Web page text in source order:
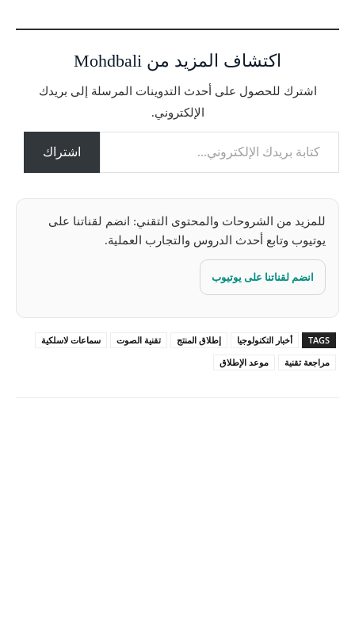
ي
ل
اكتشاف المزيد من Mohdbali
اشترك للحصول على أحدث التدوينات المرسلة إلى بريدك
الإلكتروني.
كتابة بريدك الإلكتروني...
اشتراك
للمزيد من الشروحات والمحتوى التقني: انضم لقناتنا على
يوتيوب وتابع أحدث الدروس والتجارب العملية.
انضم لقناتنا على يوتيوب
TAGS أخبار التكنولوجيا إطلاق المنتج تقنية الصوت
سماعات لاسلكية
مراجعة تقنية
موعد الإطلاق